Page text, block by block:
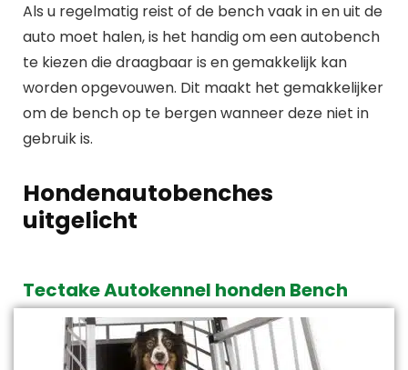
Als u regelmatig reist of de bench vaak in en uit de
auto moet halen, is het handig om een autobench
te kiezen die draagbaar is en gemakkelijk kan
worden opgevouwen. Dit maakt het gemakkelijker
om de bench op te bergen wanneer deze niet in
gebruik is.
Hondenautobenches
uitgelicht
Tectake Autokennel honden Bench